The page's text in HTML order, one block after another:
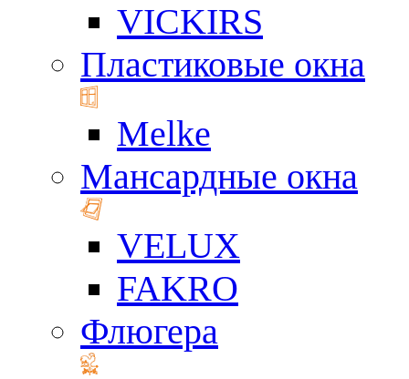
VICKIRS
Пластиковые окна
Melke
Мансардные окна
VELUX
FAKRO
Флюгера